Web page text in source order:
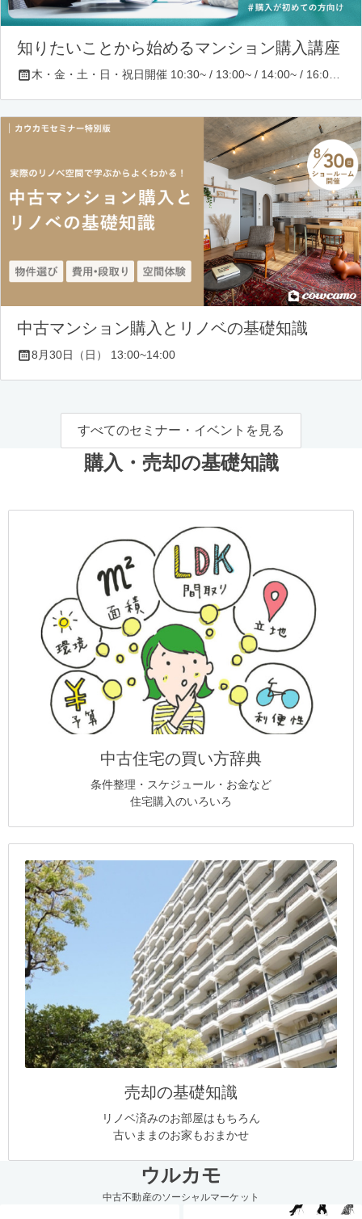
知りたいことから始めるマンション購入講座
木・金・土・日・祝日開催 10:30~ / 13:00~ / 14:00~ / 16:00~ / 17:00~/ 18:30~/ 19:30~
中古マンション購入とリノベの基礎知識
8月30日（日） 13:00~14:00
すべてのセミナー・イベントを見る
購入・売却の基礎知識
中古住宅の買い方辞典
条件整理・スケジュール・お金など
住宅購入のいろいろ
売却の基礎知識
リノベ済みのお部屋はもちろん
古いままのお家もおまかせ
ウルカモ
中古不動産のソーシャルマーケット